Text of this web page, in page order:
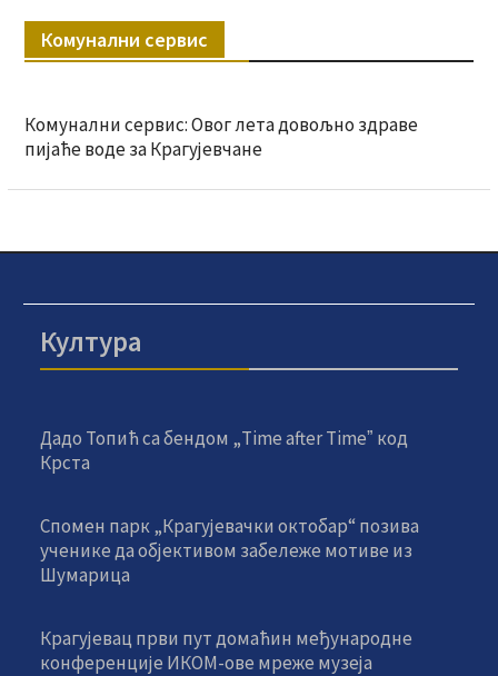
Комунални сервис
Комунални сервис: Овог лета довољно здраве
пијаће воде за Крагујевчане
Култура
Дадо Топић са бендом „Time after Timeˮ код
Крста
Спомен парк „Крагујевачки октобар“ позива
ученике да објективом забележе мотиве из
Шумарица
Крагујевац први пут домаћин међународне
конференције ИКОМ-ове мреже музеја